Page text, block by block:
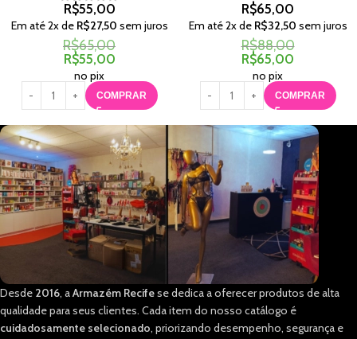
R$55,00
Em até2x de R$27,50 sem juros
R$65,00
R$55,00
no pix
COMPRAR
R$65,00
Em até2x de R$32,50 sem juros
R$88,00
R$65,00
no pix
COMPRAR
Desde 2016, aArmazém Recifese dedica a oferecer produtos de alta
qualidade para seus clientes. Cada item do nosso catálogo é
cuidadosamente selecionado, priorizando desempenho, segurança e